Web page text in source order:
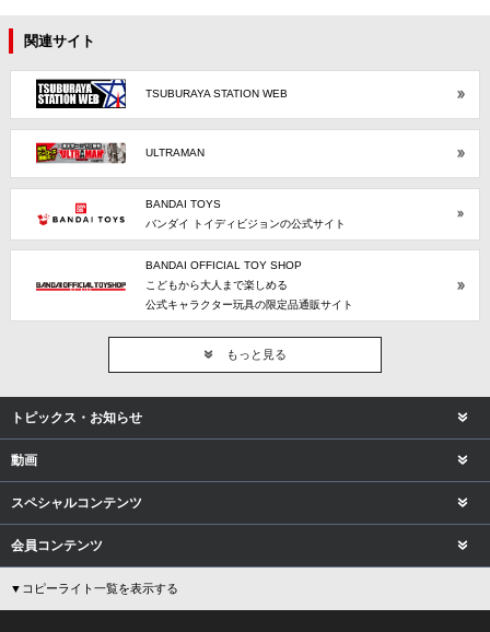
関連サイト
TSUBURAYA STATION WEB
ULTRAMAN
BANDAI TOYS
バンダイ トイディビジョンの公式サイト
BANDAI OFFICIAL TOY SHOP
こどもから大人まで楽しめる
公式キャラクター玩具の限定品通販サイト
もっと見る
トピックス・お知らせ
動画
スペシャルコンテンツ
会員コンテンツ
▼コピーライト一覧を表示する